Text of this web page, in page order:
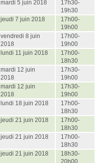
mardi 5 juin 2018
17h30-
19h30
jeudi 7 juin 2018
17h00-
19h00
vendredi 8 juin
2018
17h00-
19h00
lundi 11 juin 2018
17h00-
18h30
mardi 12 juin
2018
17h30-
19h00
mardi 12 juin
2018
17h30-
19h00
lundi 18 juin 2018
17h00-
18h30
jeudi 21 juin 2018
17h00-
18h30
jeudi 21 juin 2018
17h00-
18h30
jeudi 21 juin 2018
18h30-
20h00